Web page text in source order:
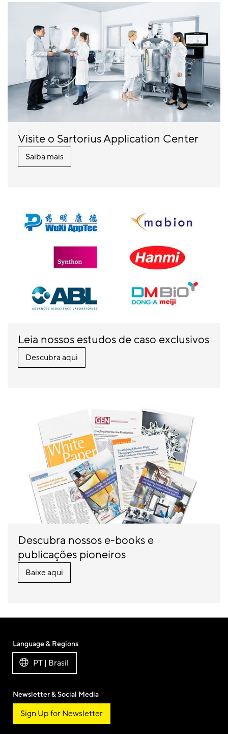
Visite o Sartorius Application Center
Saiba mais
Leia nossos estudos de caso exclusivos
Descubra aqui
Descubra nossos e-books e
publicações pioneiros
Baixe aqui
Language & Regions
PT | Brasil
Newsletter & Social Media
Sign Up for Newsletter